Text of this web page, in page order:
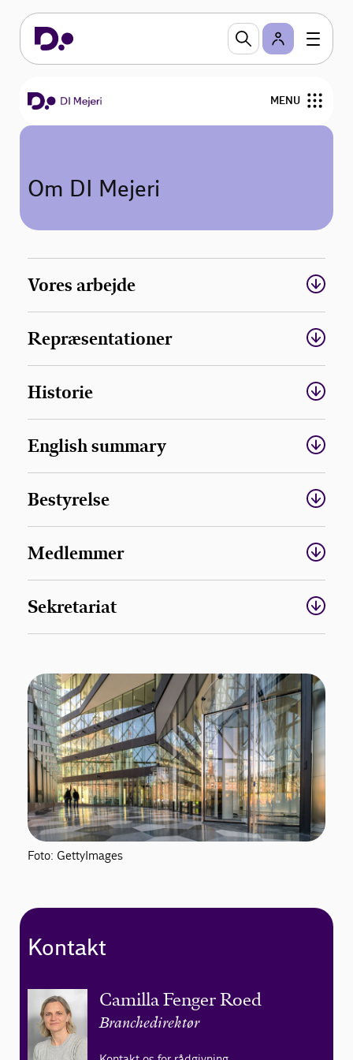
MENU
Uddannelse
Arbejdsmiljø og samarbejde
Om DI Mejeri
Vores arbejde
Repræsentationer
Historie
English summary
Bestyrelse
Medlemmer
Sekretariat
Foto: GettyImages
Kontakt
Camilla Fenger Roed
Branchedirektør